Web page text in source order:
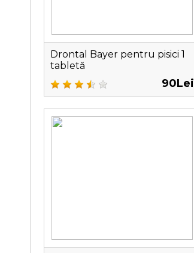
Drontal Bayer pentru pisici 1
tabletă
90Lei